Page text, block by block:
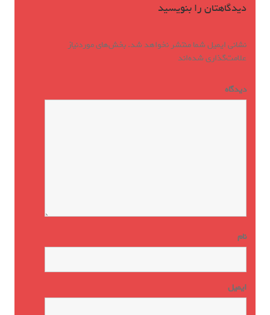
دیدگاهتان را بنویسید
نشانی ایمیل شما منتشر نخواهد شد.بخش‌های موردنیاز
علامت‌گذاری شده‌اند
دیدگاه
نام
ایمیل